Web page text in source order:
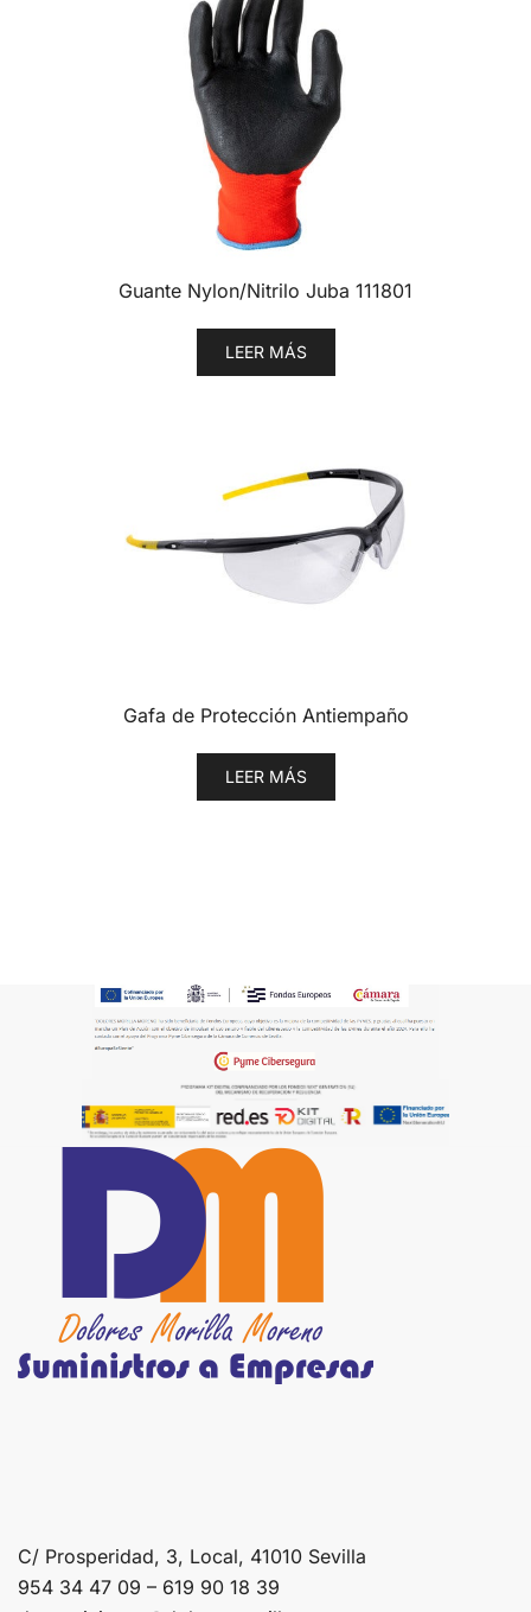
Guante Nylon/Nitrilo Juba 111801
LEER MÁS
Gafa de Protección Antiempaño
LEER MÁS
C/ Prosperidad, 3, Local, 41010 Sevilla
954 34 47 09 – 619 90 18 39